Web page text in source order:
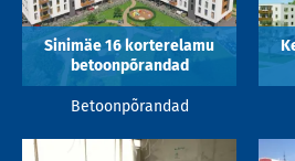
Sinimäe 16 korterelamu
betoonpõrandad
Betoonpõrandad